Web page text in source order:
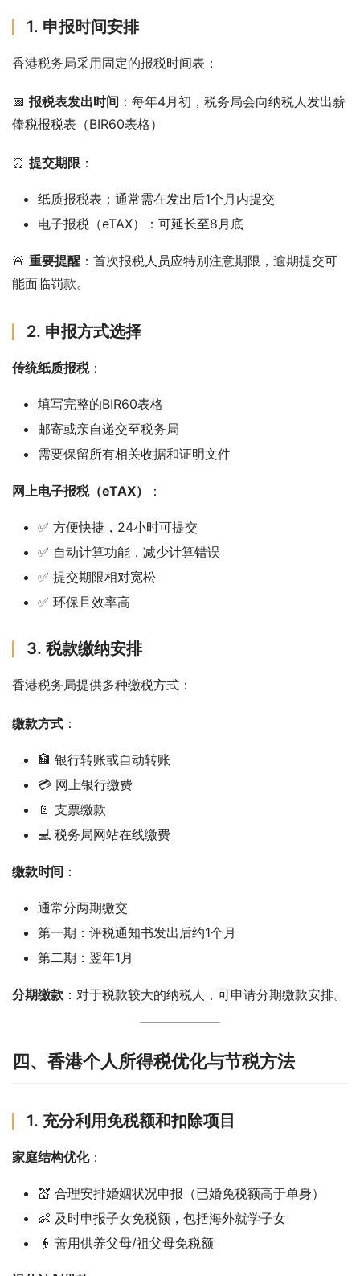
1. 申报时间安排
香港税务局采用固定的报税时间表：
📅 报税表发出时间 ：每年4月初，税务局会向纳税人发出薪
俸税报税表（BIR60表格）
⏰ 提交期限 ：
纸质报税表：通常需在发出后1个月内提交
电子报税（eTAX）：可延长至8月底
🚨 重要提醒 ：首次报税人员应特别注意期限，逾期提交可
能面临罚款。
2. 申报方式选择
传统纸质报税：
填写完整的BIR60表格
邮寄或亲自递交至税务局
需要保留所有相关收据和证明文件
网上电子报税（eTAX） ：
✅ 方便快捷，24小时可提交
✅ 自动计算功能，减少计算错误
✅ 提交期限相对宽松
✅ 环保且效率高
3. 税款缴纳安排
香港税务局提供多种缴税方式：
缴款方式 ：
🏦 银行转账或自动转账
💳 网上银行缴费
📄 支票缴款
💻 税务局网站在线缴费
缴款时间 ：
通常分两期缴交
第一期：评税通知书发出后约1个月
第二期：翌年1月
分期缴款 ：对于税款较大的纳税人，可申请分期缴款安排。
四、香港个人所得税优化与节税方法
1. 充分利用免税额和扣除项目
家庭结构优化：
💒 合理安排婚姻状况申报（已婚免税额高于单身）
👶 及时申报子女免税额，包括海外就学子女
👴 善用供养父母/祖父母免税额